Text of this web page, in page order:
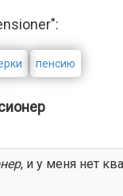
пенсию
, и у меня нет